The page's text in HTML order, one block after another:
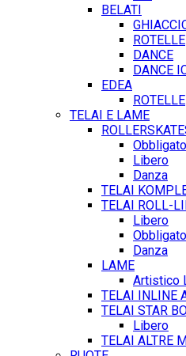
BELATI
ROTELLE
DANCE
DANCE
EDEA
ROTELLE
TELAI E LAME
Libero
Danza
TELAI
TELAI ROLL-
Libero
Danza
LAME
Artistico
TELAI INLINE
TELAI STAR
Libero
TELAI ALTRE